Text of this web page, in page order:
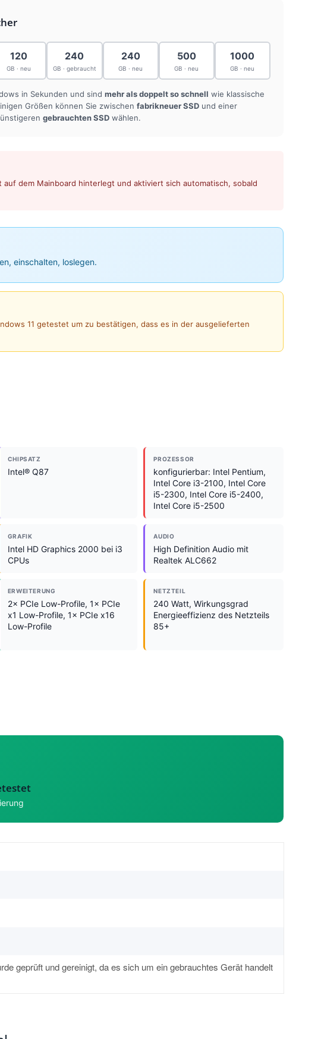
120
GB · neu
240
GB · gebraucht
240
GB · neu
500
GB · neu
1000
GB · neu
in Sekunden und sind mehr als doppelt so schnell wie klassische
Größen können Sie zwischen fabrikneuer SSD und einer
gebrauchten SSD wählen.
dem Mainboard hinterlegt und aktiviert sich automatisch, sobald
einschalten, loslegen.
11 getestet um zu bestätigen, dass es in der ausgelieferten
CHIPSATZ
Intel® Q87
PROZESSOR
konfigurierbar: Intel Pentium,
Intel Core i3-2100, Intel Core
i5-2300, Intel Core i5-2400,
Intel Core i5-2500
GRAFIK
Intel HD Graphics 2000 bei i3
CPUs
AUDIO
High Definition Audio mit
Realtek ALC662
ERWEITERUNG
2× PCIe Low-Profile, 1× PCIe
x1 Low-Profile, 1× PCIe x16
Low-Profile
NETZTEIL
240 Watt, Wirkungsgrad
Energieeffizienz des Netzteils
85+
geprüft und gereinigt, da es sich um ein gebrauchtes Gerät handelt